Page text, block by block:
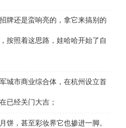
还是蛮响亮的，拿它来搞别的
按照着这思路，娃哈哈开始了自
市商业综合体，在杭州设立首
已经关门大吉；
，甚至彩妆界它也掺进一脚。